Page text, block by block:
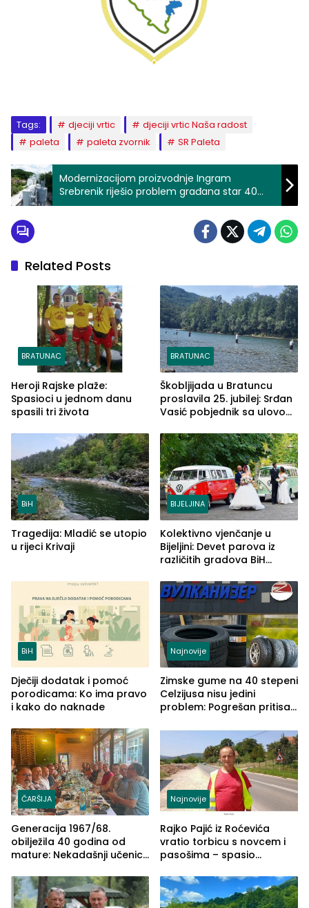
Tags: djeciji vrtic
djeciji vrtic Naša radost
paleta
paleta zvornik SR Paleta
Modernizacijom proizvodnje Ingram
Srebrenik riješio problem građana star 40
godina (FOTO)
Related Posts
BRATUNAC
Heroji Rajske plaže:
Spasioci u jednom danu
spasili tri života
BRATUNAC
Škobljijada u Bratuncu
proslavila 25. jubilej: Srđan
Vasić pobjednik sa ulovom
BiH
Tragedija: Mladić se utopio
u rijeci Krivaji
BIJELJINA
Kolektivno vjenčanje u
Bijeljini: Devet parova iz
različitih gradova BiH
BiH
Dječiji dodatak i pomoć
porodicama: Ko ima pravo
i kako do naknade
Najnovije
Zimske gume na 40 stepeni
Celzijusa nisu jedini
problem: Pogrešan pritisak
ČARŠIJA
Generacija 1967/68.
obilježila 40 godina od
mature: Nekadašnji učenici
(FOTO)
Najnovije
Rajko Pajić iz Roćevića
vratio torbicu s novcem i
pasošima – spasio
Grčkoj